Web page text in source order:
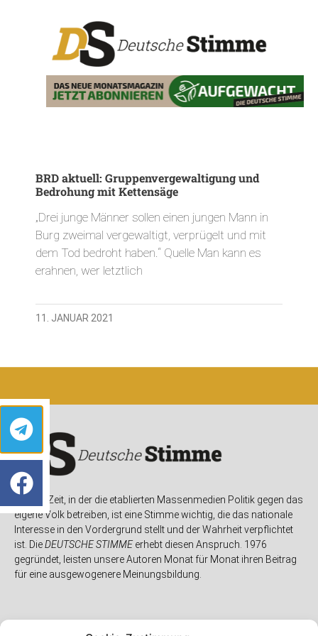
BRD aktuell: Gruppenvergewaltigung und
Bedrohung mit Kettensäge
„Drei junge Männer sollen einen jungen Mann in
Burg zweimal vergewaltigt, verprügelt und mit
dem Tod bedroht haben.“ Quelle Man kann es
erahnen, wer letztlich
11. JANUAR 2021
In einer Zeit, in der die etablierten Massenmedien Politik gegen das
eigene Volk betreiben, ist eine Stimme wichtig, die das nationale
Interesse in den Vordergrund stellt und der Wahrheit verpflichtet
ist. DieDEUTSCHE STIMMEerhebt diesen Anspruch. 1976
gegründet, leisten unsere Autoren Monat für Monat ihren Beitrag
für eine ausgewogenere Meinungsbildung.